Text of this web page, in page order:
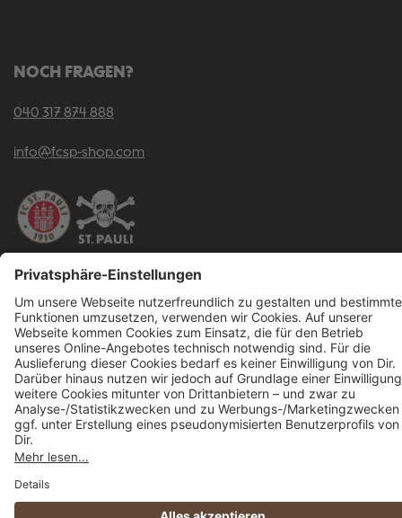
NOCH FRAGEN?
040 317 874 888
info@fcsp-shop.com
Alle Preise inkl. gesetzl. Mehrwertsteuer zzgl.Versandkosten und ggf.
Nachnahmegebühren, wenn nicht anders angegeben.